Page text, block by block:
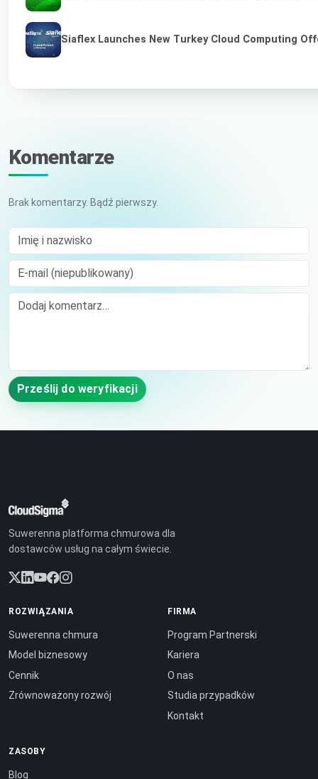
Siaflex Launches New Turkey Cloud Computing
Komentarze
Brak komentarzy. Bądź pierwszy.
Imię i nazwisko
E-mail (niepublikowany)
Comment
Prześlij do weryfikacji
Suwerenna platforma chmurowa dla
dostawców usług na całym świecie.
ROZWIĄZANIA
Suwerenna chmura
Model biznesowy
Cennik
Zrównoważony rozwój
FIRMA
Program Partnerski
Kariera
O nas
Studia przypadków
Kontakt
ZASOBY
Blog